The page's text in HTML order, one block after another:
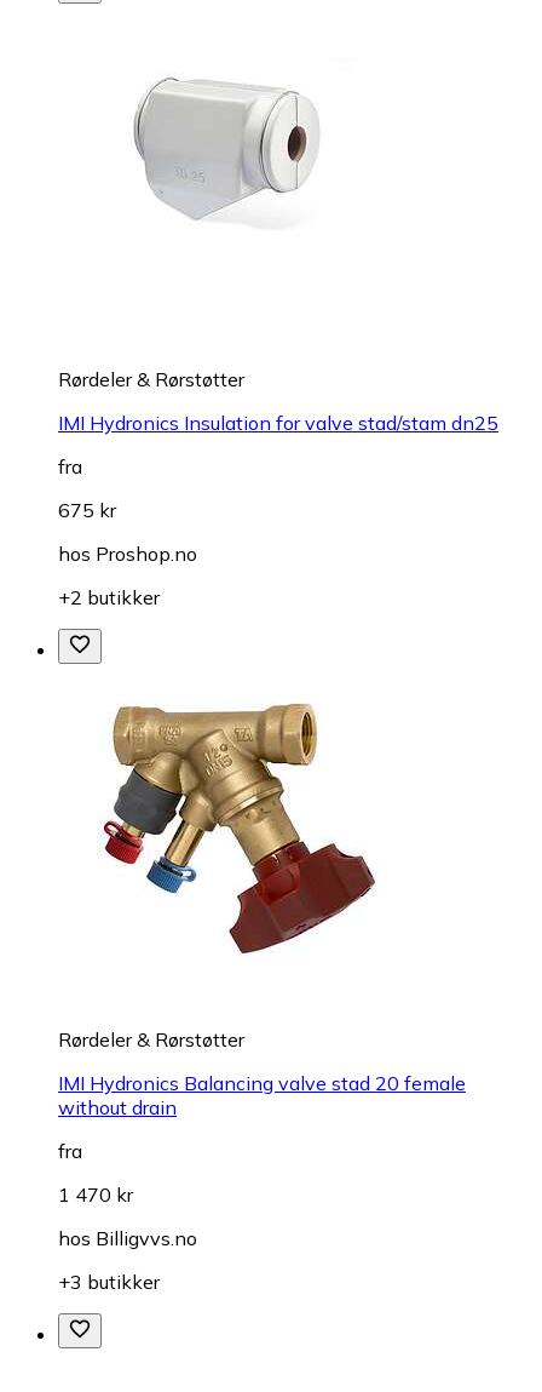
Rørdeler & Rørstøtter
IMI Hydronics Insulation for valve stad/stam dn25
fra
675 kr
hos Proshop.no
+2 butikker
Rørdeler & Rørstøtter
IMI Hydronics Balancing valve stad 20 female
without drain
fra
1 470 kr
hos Billigvvs.no
+3 butikker